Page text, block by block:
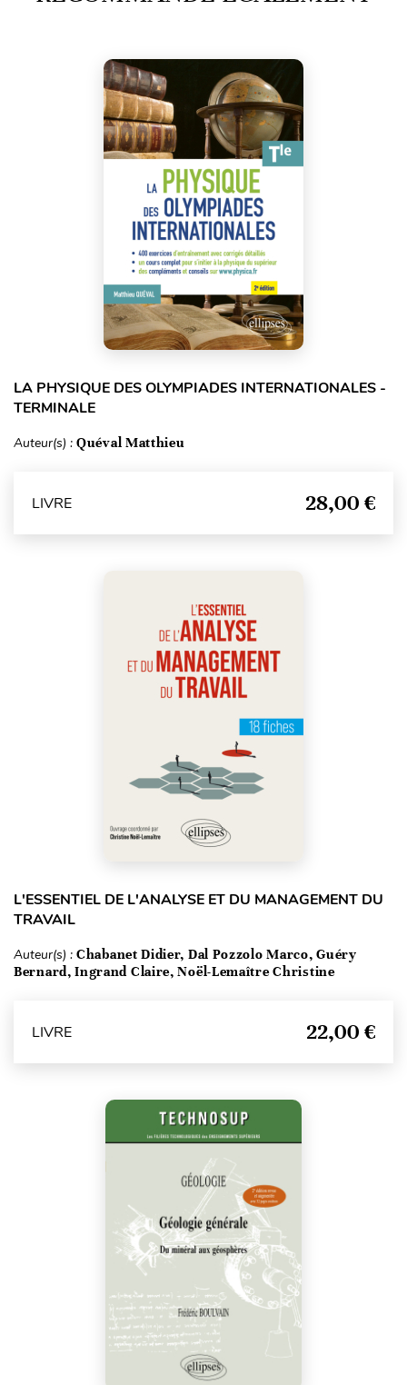
LA PHYSIQUE DES OLYMPIADES INTERNATIONALES -
TERMINALE
Auteur(s) : Quéval Matthieu
LIVRE 28,00 €
L'ESSENTIEL DE L'ANALYSE ET DU MANAGEMENT DU
TRAVAIL
Auteur(s) : Chabanet Didier, Dal Pozzolo Marco, Guéry
Bernard, Ingrand Claire, Noël-Lemaître Christine
LIVRE 22,00 €